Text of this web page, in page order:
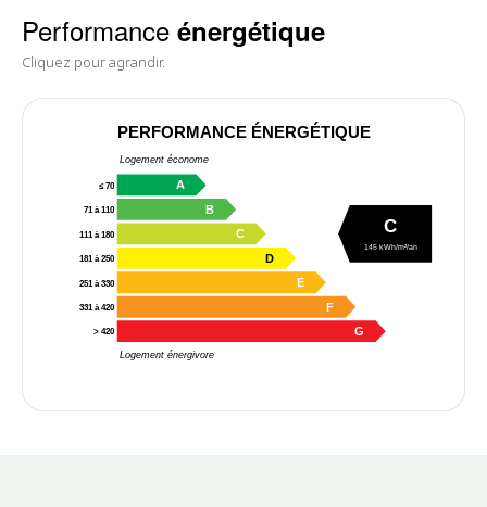
Performance énergétique
Cliquez pour agrandir.
PERFORMANCE ÉNERGÉTIQUE
Logement économe
Logement énergivore
≤ 70 A
71 à 110 B
111 à 180 C
181 à 250 D
251 à 330 E
331 à 420 F
> 420 G
C
145 kWh/m²/an